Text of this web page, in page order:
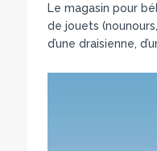
Le magasin pour
de jouets
d’une draisienne,